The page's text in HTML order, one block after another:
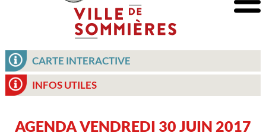
CARTE INTERACTIVE
INFOS UTILES
AGENDA VENDREDI 30 JUIN 2017